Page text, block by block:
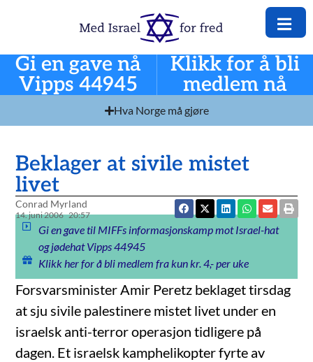
Gi en gave nå
Vipps 44945
Klikk for å bli
medlem nå
Hva Norge må gjøre
Beklager at sivile mistet
livet
Conrad Myrland
14. juni 2006 20:57
Gi en gave til MIFFs informasjonskamp mot Israel-hat
og jødehat Vipps 44945
Klikk her for å bli medlem fra kun kr. 4,- per uke
Forsvarsminister Amir Peretz beklaget tirsdag
at sju sivile palestinere mistet livet under en
israelsk anti-terror operasjon tidligere på
dagen. Et israelsk kamphelikopter fyrte av